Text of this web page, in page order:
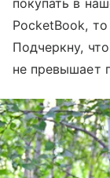
покупать в
PocketBook,
Подчеркну,
не превышает